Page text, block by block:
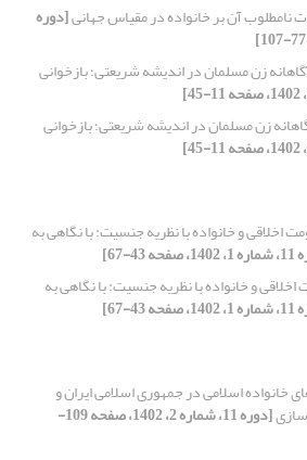
نامطلوب آن بر خانواده در مقیاس جهانی[دوره
زن مسلمان در اندیشه شریعتی؛ بازخوانی
زن مسلمان در اندیشه شریعتی؛ بازخوانی
اخلاقی و خانواده با نظریه جنسیت: با نگاهی به
43-67]
و خانواده با نظریه جنسیت: با نگاهی به
43-67]
خانواده اسلامی در جمهوری اسلامی ایران و
[دوره 11، شماره 2، 1402، صفحه 109-